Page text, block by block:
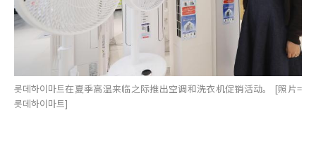
롯데하이마트在夏季高温来临之际推出空调和洗衣机促销活动。 [照片=
롯데하이마트]